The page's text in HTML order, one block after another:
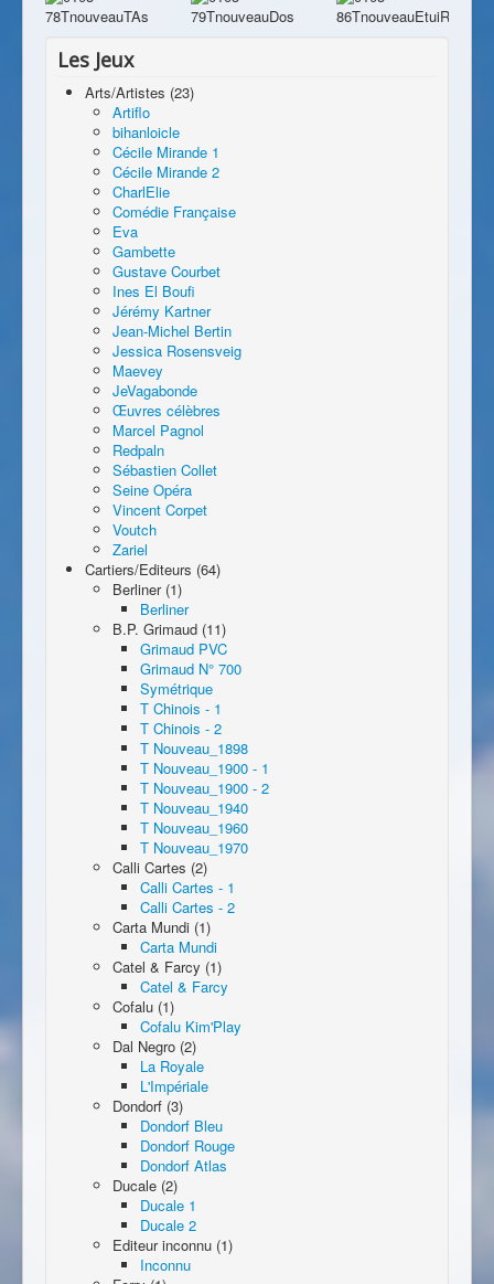
Les Jeux
Arts/Artistes (23)
Artiflo
bihanloicle
Cécile Mirande 1
Cécile Mirande 2
CharlElie
Comédie Française
Eva
Gambette
Gustave Courbet
Ines El Boufi
Jérémy Kartner
Jean-Michel Bertin
Jessica Rosensveig
Maevey
JeVagabonde
Œuvres célèbres
Marcel Pagnol
Redpaln
Sébastien Collet
Seine Opéra
Vincent Corpet
Voutch
Zariel
Cartiers/Editeurs (64)
Berliner (1)
Berliner
B.P. Grimaud (11)
Grimaud PVC
Grimaud N° 700
Symétrique
T Chinois - 1
T Chinois - 2
T Nouveau_1898
T Nouveau_1900 - 1
T Nouveau_1900 - 2
T Nouveau_1940
T Nouveau_1960
T Nouveau_1970
Calli Cartes (2)
Calli Cartes - 1
Calli Cartes - 2
Carta Mundi (1)
Carta Mundi
Catel & Farcy (1)
Catel & Farcy
Cofalu (1)
Cofalu Kim'Play
Dal Negro (2)
La Royale
L'Impériale
Dondorf (3)
Dondorf Bleu
Dondorf Rouge
Dondorf Atlas
Ducale (2)
Ducale 1
Ducale 2
Editeur inconnu (1)
Inconnu